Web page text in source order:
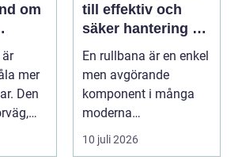
om
är
mer
Den
till effektiv och
säker hantering av
gods
En rullbana är en enkel
men avgörande
komponent i många
moderna
verksamheter. Den
används för att fl...
10 juli 2026